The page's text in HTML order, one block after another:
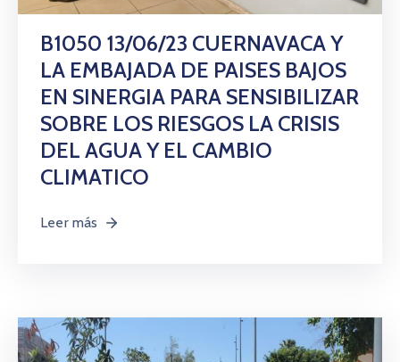
B1050 13/06/23 CUERNAVACA Y
LA EMBAJADA DE PAISES BAJOS
EN SINERGIA PARA SENSIBILIZAR
SOBRE LOS RIESGOS LA CRISIS
DEL AGUA Y EL CAMBIO
CLIMATICO
Leer más